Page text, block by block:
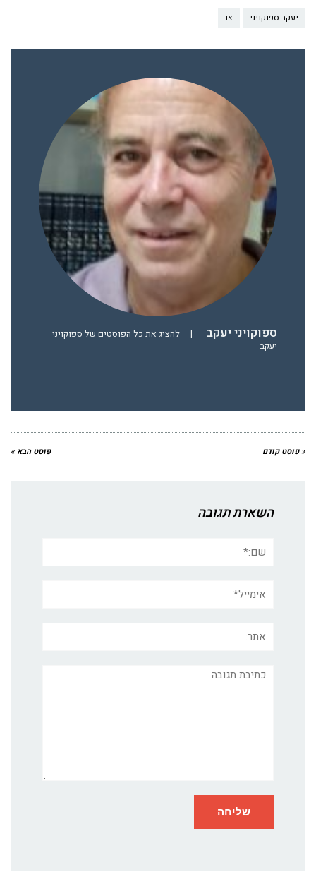
יעקב ספוקויני צו
ספוקויני יעקב |
להציג את כל הפוסטים של ספוקויני
יעקב
« פוסט קודם פוסט הבא »
השארת תגובה
תגובה